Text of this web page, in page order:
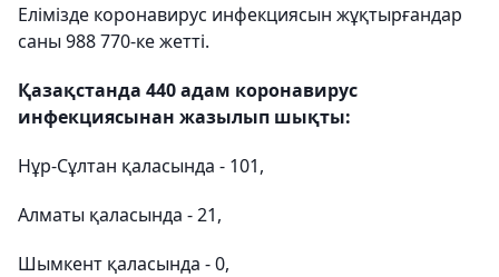
Елімізде коронавирус инфекциясын жұқтырғандар
саны 988 770-ке жетті.
Қазақстанда 440 адам коронавирус
инфекциясынан жазылып шықты:
Нұр-Сұлтан қаласында - 101,
Алматы қаласында - 21,
Шымкент қаласында - 0,